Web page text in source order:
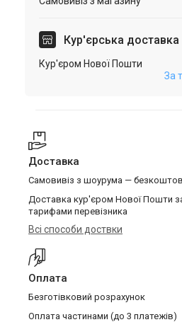
Кур'єрська доставка
Кур'єром Нової Пошти
За
Доставка
Самовивіз з шоурума —
Доставка кур'єром Нової Пошти
тарифами перевізника
Всі способи доствки
Оплата
Безготівковий розрахунок
Оплата частинами (до 3 платежів)